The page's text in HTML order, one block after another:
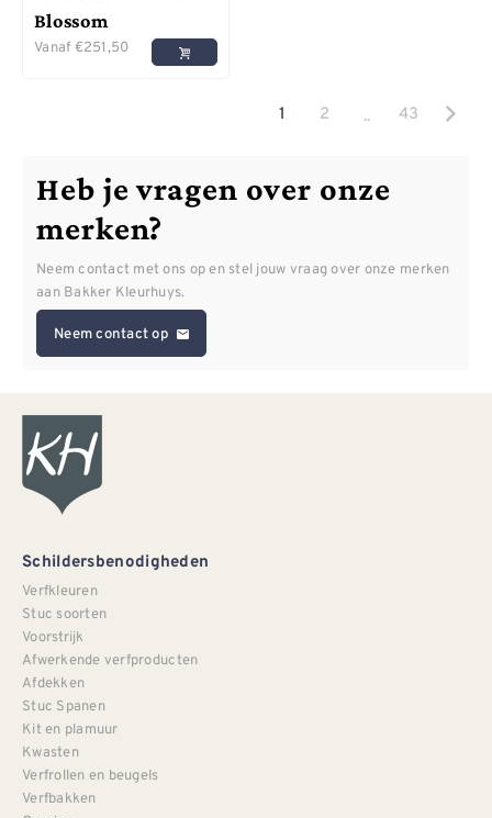
Blossom
Vanaf €251,50
1 2 .. 43
Heb je vragen over onze
merken?
Neem contact met ons op en stel jouw vraag over onze merken
aan Bakker Kleurhuys.
Neem contact op
Schildersbenodigheden
Verfkleuren
Stuc soorten
Voorstrijk
Afwerkende verfproducten
Afdekken
Stuc Spanen
Kit en plamuur
Kwasten
Verfrollen en beugels
Verfbakken